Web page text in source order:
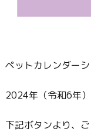
ペットカレンダーシ
2024年（令和6年
下記ボタンより、